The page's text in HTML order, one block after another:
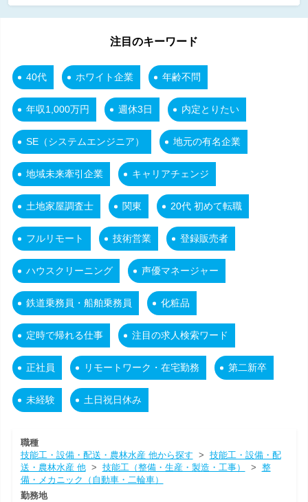
注目のキーワード
40代 ホワイト企業 年齢不問
年収1,000万円 週休3日 内定とりたい
SE（システムエンジニア） 地元の有名企業
地域未来牽引企業 キャリアチェンジ
土地家屋調査士 関東 20代 初めて転職
フルリモート 技術営業 登録販売者
ハウスクリーニング 声優マネージャー
鉄道乗務員・船舶乗務員 化粧品
定時で帰れる仕事 注目の求人検索ワード
正社員 リモートワーク・在宅勤務 第二新卒
未経験 土日祝日休み
職種
技能工・設備・配送・農林水産 他から探す > 技能工・設備・配
送・農林水産 他> 技能工（整備・生産・製造・工事） > 整
備・メカニック（自動車・二輪車）
勤務地